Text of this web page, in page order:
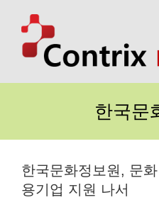
한국문
한국문화정보원, 문
용기업 지원 나서